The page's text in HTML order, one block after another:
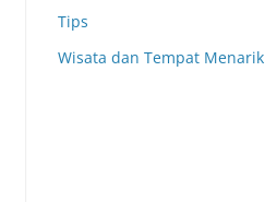
Tips
Wisata dan Tempat Menarik